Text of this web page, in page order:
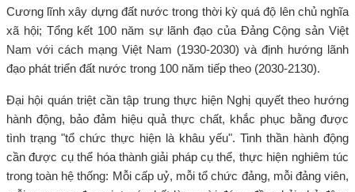
Cương lĩnh xây dựng đất nước trong thời kỳ quá độ lên chủ nghĩa
xã hội; Tổng kết 100 năm sự lãnh đạo của Đảng Cộng sản Việt
Nam với cách mạng Việt Nam (1930-2030) và định hướng lãnh
đạo phát triển đất nước trong 100 năm tiếp theo (2030-2130).
Đại hội quán triệt cần tập trung thực hiện Nghị quyết theo hướng
hành động, bảo đảm hiệu quả thực chất, khắc phục bằng được
tình trạng "tổ chức thực hiện là khâu yếu". Tinh thần hành động
cần được cụ thể hóa thành giải pháp cụ thể, thực hiện nghiêm túc
trong toàn hệ thống: Mỗi cấp uỷ, mỗi tổ chức đảng, mỗi đảng viên,